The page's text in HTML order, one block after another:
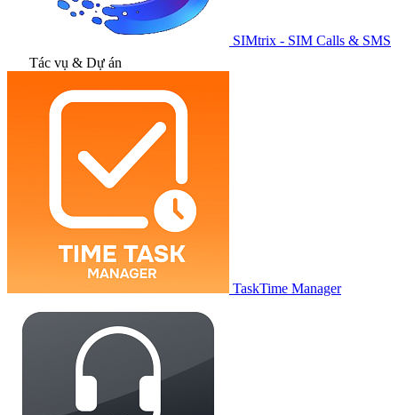
SIMtrix - SIM Calls & SMS
Tác vụ & Dự án
TaskTime Manager